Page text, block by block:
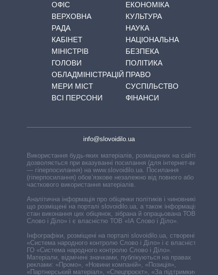
ОФІС
ВЕРХОВНА
РАДА
КАБІНЕТ
МІНІСТРІВ
ГОЛОВИ
ОБЛАДМІНІСТРАЦІЙ
МЕРИ МІСТ
ВСІ ПЕРСОНИ
ЕКОНОМІКА
КУЛЬТУРА
НАУКА
НАЦІОНАЛЬНА
БЕЗПЕКА
ПОЛІТИКА
ПРАВО
СУСПІЛЬСТВО
ФІНАНСИ
info@slovoidilo.ua
Використання будь-яких матеріалів, розміщених на сайті,
дозволяється при вказуванні посилання (для інтернет-видань
— гіперпосилання) на www.slovoidilo.ua. Посилання
(гіперпосилання) обов’язкове незалежно від повного або
часткового використання матеріалів.
Аналітична інформація про обіцянки політиків і чиновників,
що розміщені на порталі slovoidilo.ua, а також інформація про
стан виконання цих обіцянок, зібрана й опрацьована ТОВ «ІА
Слово і Діло» і є власністю ТОВ «ІА Слово і Діло».
Інфографіки, розміщені на порталі slovoidilo.ua, створені ГО
«Система народного контролю Слово і Діло» і є власністю
ГО «Система народного контролю Слово і Діло».
Матеріали, відмічені значками, публікуються на правах
реклами: «Промо», «Новини компаній», «Позиція»,
«Партнерський матеріал», «Спецпроєкт», «За підтримки».